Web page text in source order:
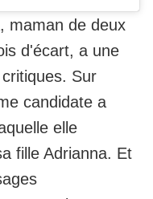
maman de deux
d'écart, a une
Sur
candidate a
elle
fille Adrianna. Et